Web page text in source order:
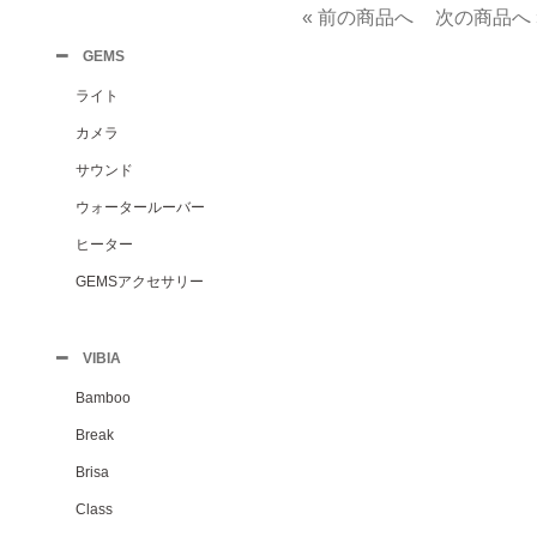
GEMS
ライト
カメラ
サウンド
ウォータールーバー
ヒーター
GEMSアクセサリー
VIBIA
Bamboo
Break
Brisa
Class
« 前の商品へ 次の商品へ